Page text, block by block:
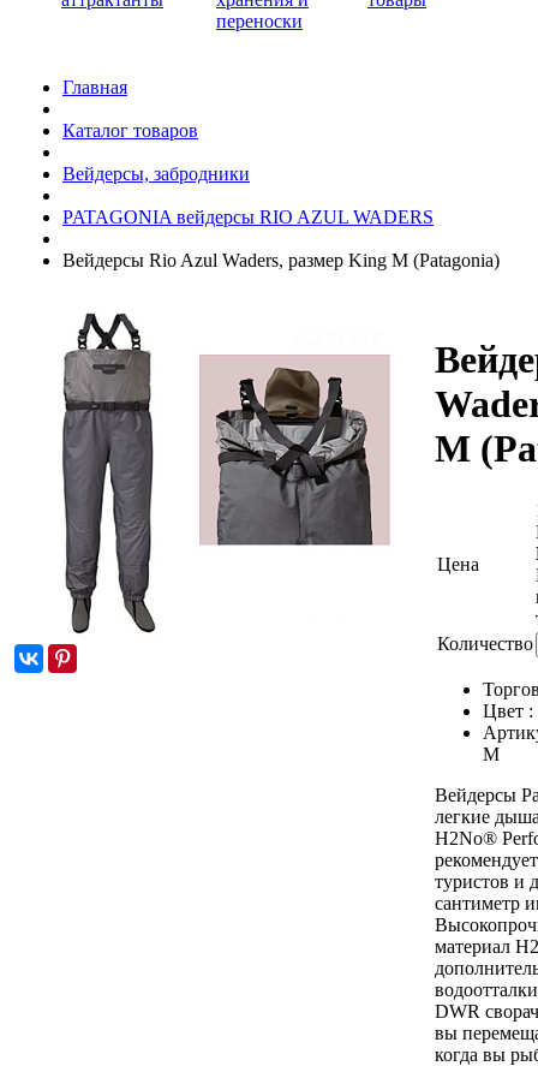
переноски
Главная
Каталог товаров
Вейдерсы, забродники
PATAGONIA вейдерсы RIO AZUL WADERS
Вейдерсы Rio Azul Waders, размер King M (Patagonia)
M
Цена
Количество
Цвет :
M
Вейдерсы
легкие
H2No®
туристов и
сантиметр
материал
DWR
вы
когда вы